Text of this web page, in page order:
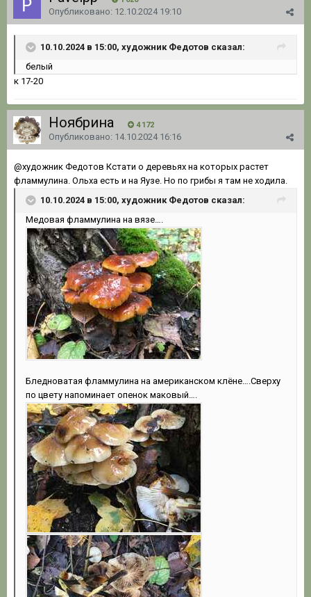
Опубликовано: 12.10.2024 19:10
10.10.2024 в 15:00, художник Федотов сказал:
белый
к 17-20
Ноябрина 4 172
Опубликовано: 14.10.2024 16:16
@художник Федотов Кстати о деревьях на которых растет
фламмулина. Ольха есть и на Яузе. Но по грибы я там не ходила.
10.10.2024 в 15:00, художник Федотов сказал:
Медовая фламмулина на вязе….
Бледноватая фламмулина на американском клёне….Сверху
по цвету напоминает опенок маковый….